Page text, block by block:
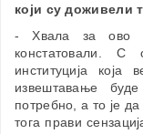
који су доживели
- Хвала за ово
констатовали. С
институција
извештавање
потребно, а то је
тога прави